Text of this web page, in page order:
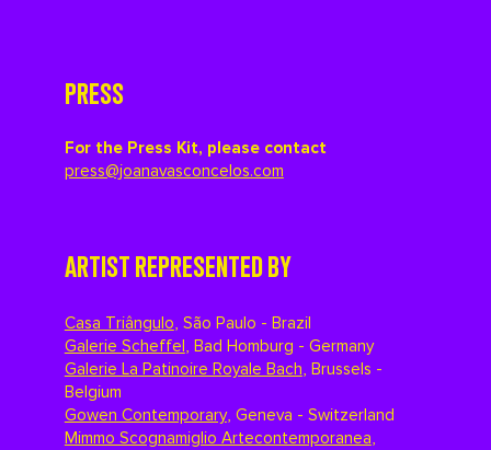
PRESS
For the Press Kit, please contact
press@joanavasconcelos.com
ARTIST REPRESENTED BY
Casa Triângulo, São Paulo - Brazil
Galerie Scheffel, Bad Homburg - Germany
Galerie La Patinoire Royale Bach, Brussels -
Belgium
Gowen Contemporary, Geneva - Switzerland
Mimmo Scognamiglio Artecontemporanea,